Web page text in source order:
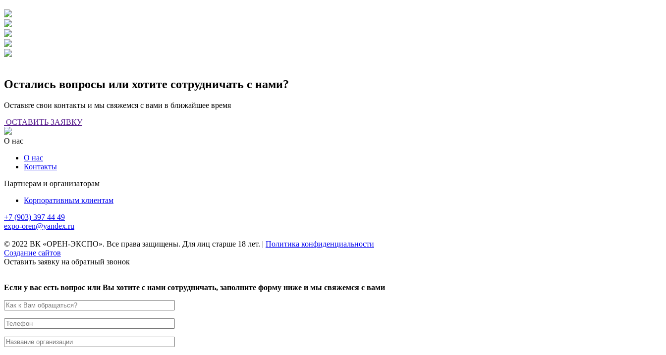
Остались вопросы или хотите сотрудничать с нами?
Оставьте свои контакты и мы свяжемся с вами в ближайшее время
ОСТАВИТЬ ЗАЯВКУ
О нас
О нас
Контакты
Партнерам и организаторам
Корпоративным клиентам
+7 (903) 397 44 49
expo-oren@yandex.ru
© 2022 ВК «ОРЕН-ЭКСПО». Все права защищены. Для лиц старше 18 лет. | Политика конфиденциальности
Создание сайтов
Оставить заявку на обратный звонок
Если у вас есть вопрос или Вы хотите с нами сотрудничать, заполните форму ниже и мы свяжемся с вами